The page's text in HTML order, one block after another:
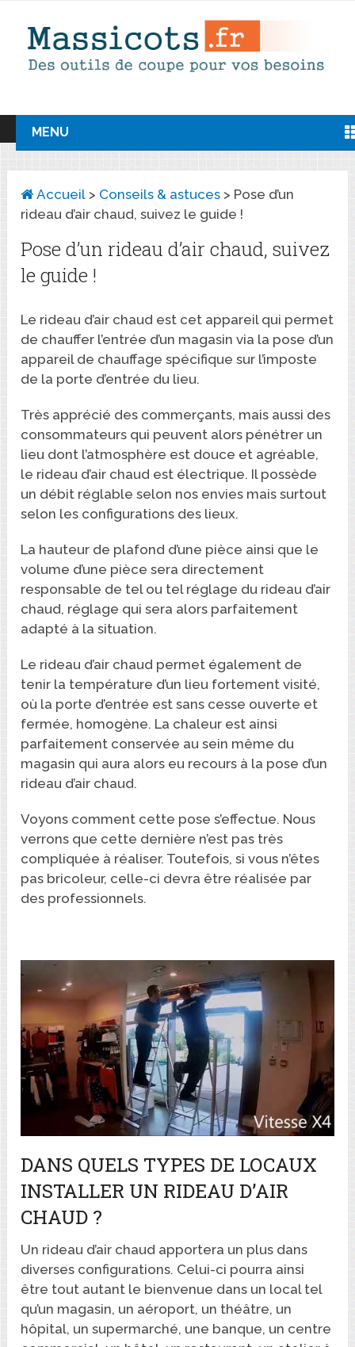
MENU
Accueil > Conseils & astuces > Pose d’un
rideau d’air chaud, suivez le guide !
Pose d’un rideau d’air chaud, suivez
le guide !
Le rideau d’air chaud est cet appareil qui permet
de chauffer l’entrée d’un magasin via la pose d’un
appareil de chauffage spécifique sur l’imposte
de la porte d’entrée du lieu.
Très apprécié des commerçants, mais aussi des
consommateurs qui peuvent alors pénétrer un
lieu dont l’atmosphère est douce et agréable,
le rideau d’air chaud est électrique. Il possède
un débit réglable selon nos envies mais surtout
selon les configurations des lieux.
La hauteur de plafond d’une pièce ainsi que le
volume d’une pièce sera directement
responsable de tel ou tel réglage du rideau d’air
chaud, réglage qui sera alors parfaitement
adapté à la situation.
Le rideau d’air chaud permet également de
tenir la température d’un lieu fortement visité,
où la porte d’entrée est sans cesse ouverte et
fermée, homogène. La chaleur est ainsi
parfaitement conservée au sein même du
magasin qui aura alors eu recours à la pose d’un
rideau d’air chaud.
Voyons comment cette pose s’effectue. Nous
verrons que cette dernière n’est pas très
compliquée à réaliser. Toutefois, si vous n’êtes
pas bricoleur, celle-ci devra être réalisée par
des professionnels.
DANS QUELS TYPES DE LOCAUX
INSTALLER UN RIDEAU D’AIR
CHAUD ?
Un rideau d’air chaud apportera un plus dans
diverses configurations. Celui-ci pourra ainsi
être tout autant le bienvenue dans un local tel
qu’un magasin, un aéroport, un théâtre, un
hôpital, un supermarché, une banque, un centre